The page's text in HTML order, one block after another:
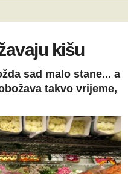
kišu
sad malo stane... a
takvo vrijeme,